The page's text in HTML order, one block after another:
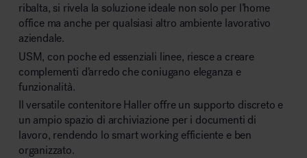
Area outdoor
Area hospitality
ribalta, si rivela la soluzione ideale non solo per l’home
office ma anche per qualsiasi altro ambiente lavorativo
aziendale.
USM, con poche ed essenziali linee, riesce a creare
complementi d’arredo che coniugano eleganza e
funzionalità.
Il versatile contenitore Haller offre un supporto discreto e
un ampio spazio di archiviazione per i documenti di
lavoro, rendendo lo smart working efficiente e ben
organizzato.